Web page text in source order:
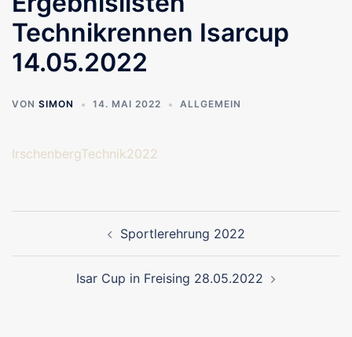
Technikrennen Isarcup
14.05.2022
VON SIMON 14. MAI 2022 ALLGEMEIN
IrschenbergTechnik2022
Sportlerehrung 2022
Isar Cup in Freising 28.05.2022